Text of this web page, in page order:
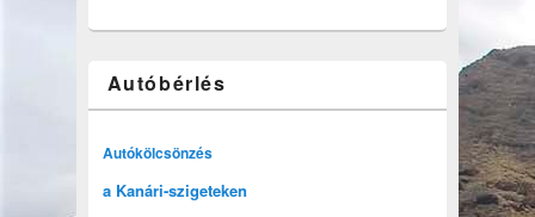
Autóbérlés
Autókölcsönzés
a Kanári-szigeteken